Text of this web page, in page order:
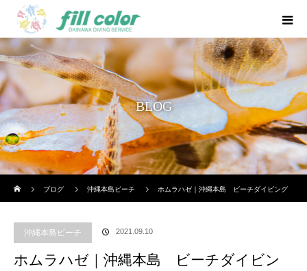
BLOG
ブログ
沖縄本島ビーチ ホムラハゼ｜沖縄本島 ビーチダイビング
沖縄本島ビーチ 2021.09.10
ホムラハゼ｜沖縄本島 ビーチダイビン